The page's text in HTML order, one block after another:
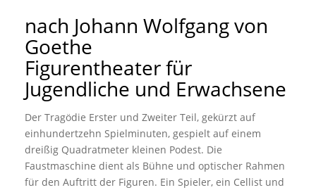
nach Johann Wolfgang von
Goethe
Figurentheater für
Jugendliche und Erwachsene
Der Tragödie Erster und Zweiter Teil, gekürzt auf
einhundertzehn Spielminuten, gespielt auf einem
dreißig Quadratmeter kleinen Podest. Die
Faustmaschine dient als Bühne und optischer Rahmen
für den Auftritt der Figuren. Ein Spieler, ein Cellist und